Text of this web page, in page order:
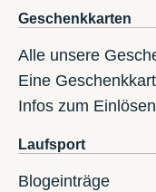
Geschenkkarten
Alle unsere
Eine
Infos zum
Laufsport
Blogeinträge